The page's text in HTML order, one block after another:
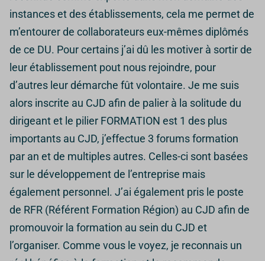
instances et des établissements, cela me permet de
m’entourer de collaborateurs eux-mêmes diplômés
de ce DU. Pour certains j’ai dû les motiver à sortir de
leur établissement pout nous rejoindre, pour
d’autres leur démarche fût volontaire. Je me suis
alors inscrite au CJD afin de palier à la solitude du
dirigeant et le pilier FORMATION est 1 des plus
importants au CJD, j’effectue 3 forums formation
par an et de multiples autres. Celles-ci sont basées
sur le développement de l’entreprise mais
également personnel. J’ai également pris le poste
de RFR (Référent Formation Région) au CJD afin de
promouvoir la formation au sein du CJD et
l’organiser. Comme vous le voyez, je reconnais un